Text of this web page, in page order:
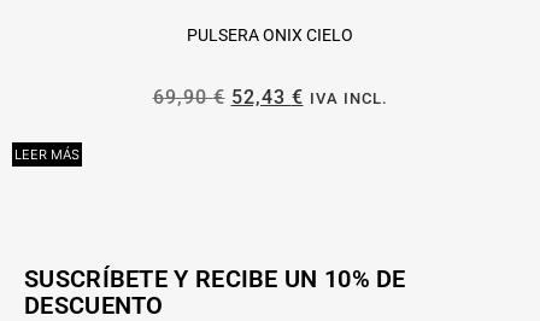
PULSERA ONIX CIELO
69,90€ 52,43 € IVA INCL.
LEER MÁS
SUSCRÍBETE Y RECIBE UN 10% DE
DESCUENTO